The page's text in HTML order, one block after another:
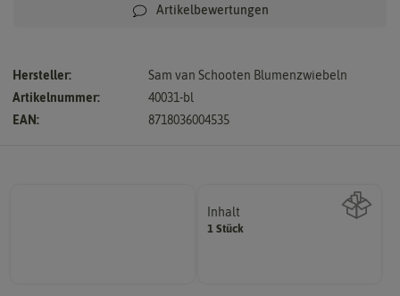
Artikelbewertungen
Hersteller:
Sam van Schooten Blumenzwiebeln
Artikelnummer:
40031-bl
EAN:
8718036004535
Inhalt
1 StückWie viel ist enthalten